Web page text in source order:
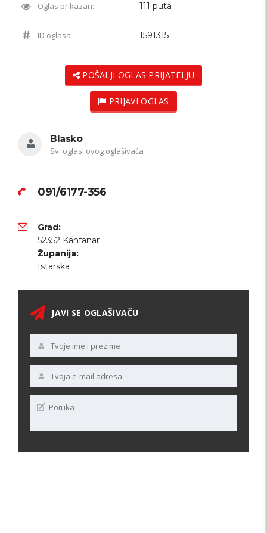
Oglas prikazan: 111 puta
ID oglasa: 1591315
POŠALJI OGLAS PRIJATELJU
PRIJAVI OGLAS
Blasko
Svi oglasi ovog oglašivača
091/6177-356
Grad:
52352 Kanfanar
Županija:
Istarska
JAVI SE OGLAŠIVAČU